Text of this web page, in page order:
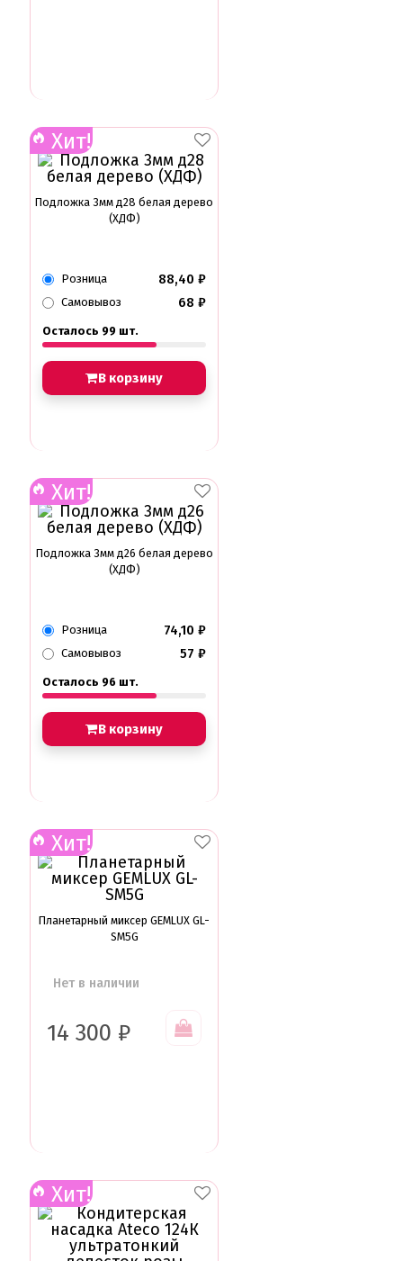
Хит!
Подложка 3мм д28 белая дерево
(ХДФ)
Розница 88,40 ₽
Самовывоз 68 ₽
Осталось 99 шт.
В корзину
Хит!
Подложка 3мм д26 белая дерево
(ХДФ)
Розница 74,10 ₽
Самовывоз 57 ₽
Осталось 96 шт.
В корзину
Хит!
Планетарный миксер GEMLUX GL-
SM5G
Нет в наличии
14 300 ₽
Хит!